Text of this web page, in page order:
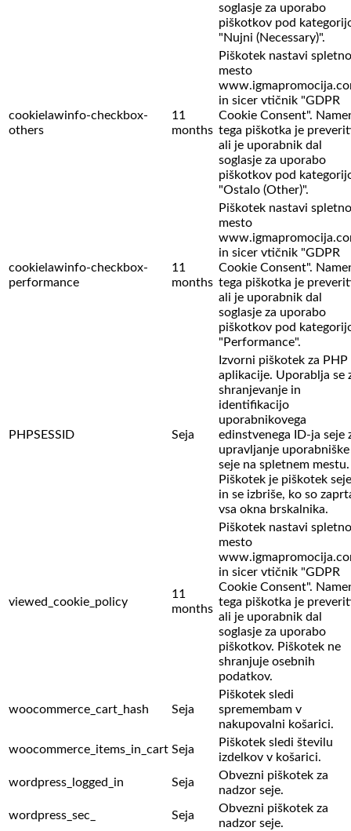
soglasje za uporabo
piškotkov pod
"Nujni (Necessary)".
cookielawinfo-checkbox-
others
11
months
Piškotek nastavi spletno
mesto
in sicer vtičnik "GDPR
Cookie Consent".
tega piškotka je
ali je uporabnik dal
soglasje za uporabo
piškotkov pod
"Ostalo (Other)".
cookielawinfo-checkbox-
performance
11
months
Piškotek nastavi spletno
mesto
in sicer vtičnik "GDPR
Cookie Consent".
tega piškotka je
ali je uporabnik dal
soglasje za uporabo
piškotkov pod
"Performance".
PHPSESSID Seja
Izvorni piškotek za PHP
aplikacije. Uporablja se
shranjevanje in
identifikacijo
uporabnikovega
edinstvenega ID-ja seje
upravljanje uporabniške
seje na spletnem mestu.
Piškotek je piškotek seje
in se izbriše, ko so
vsa okna brskalnika.
viewed_cookie_policy
11
months
Piškotek nastavi spletno
mesto
in sicer vtičnik "GDPR
Cookie Consent".
tega piškotka je
ali je uporabnik dal
soglasje za uporabo
piškotkov. Piškotek ne
shranjuje osebnih
podatkov.
woocommerce_cart_hash Seja
Piškotek sledi
spremembam v
nakupovalni košarici.
woocommerce_items_in_cart Seja
Piškotek sledi številu
izdelkov v košarici.
wordpress_logged_in
Seja
Obvezni piškotek za
nadzor seje.
wordpress_sec_
Seja
Obvezni piškotek za
nadzor seje.